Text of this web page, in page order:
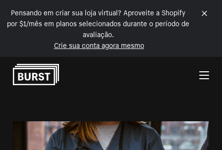
Pensando em criar sua loja virtual? Aproveite a Shopify
por $1/mês em planos selecionados durante o período de
avaliação.
Crie sua conta agora mesmo
Pular para o conteúdo